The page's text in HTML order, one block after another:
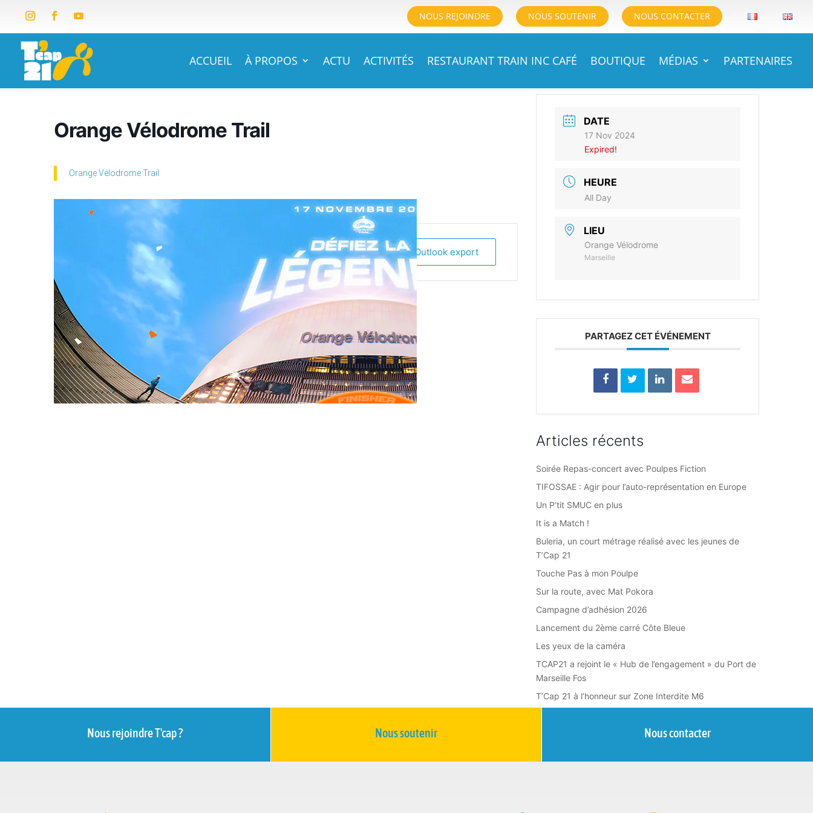
NOUS REJOINDRE NOUS SOUTENIR NOUS CONTACTER
ACCUEIL À PROPOS ACTU ACTIVITÉS RESTAURANT TRAIN INC CAFÉ BOUTIQUE MÉDIAS PARTENAIRES
Orange Vélodrome Trail
Orange Vélodrome Trail
+ Ajouter à mon Agenda Google + iCal / Outlook export
DATE
17 Nov 2024
Expired!
HEURE
All Day
LIEU
Orange Vélodrome
Marseille
PARTAGEZ CET ÉVÉNEMENT
Articles récents
Soirée Repas-concert avec Poulpes Fiction
TIFOSSAE : Agir pour l’auto-représentation en Europe
Un P’tit SMUC en plus
It is a Match !
Buleria, un court métrage réalisé avec les jeunes de
T’Cap 21
Touche Pas à mon Poulpe
Sur la route, avec Mat Pokora
Campagne d’adhésion 2026
Lancement du 2ème carré Côte Bleue
Les yeux de la caméra
TCAP21 a rejoint le « Hub de l’engagement » du Port de
Marseille Fos
T’Cap 21 à l’honneur sur Zone Interdite M6
Nous rejoindre T'cap ? Nous soutenir Nous contacter